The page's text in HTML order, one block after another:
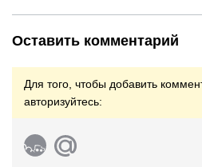
Оставить комментарий
Для того, чтобы добавить
авторизуйтесь: